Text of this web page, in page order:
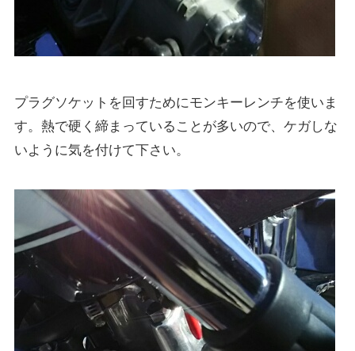
プラグソケットを回すためにモンキーレンチを使いま
す。熱で硬く締まっていることが多いので、ケガしな
いように気を付けて下さい。